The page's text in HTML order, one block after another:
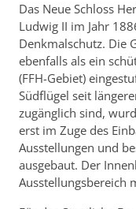
Das Neue Schloss
Ludwig II im Jahr
Denkmalschutz. Die
ebenfalls als ein
(FFH-Gebiet)
Südflügel seit
zugänglich sind,
erst im Zuge des
Ausstellungen und
ausgebaut. Der
Ausstellungsbereich